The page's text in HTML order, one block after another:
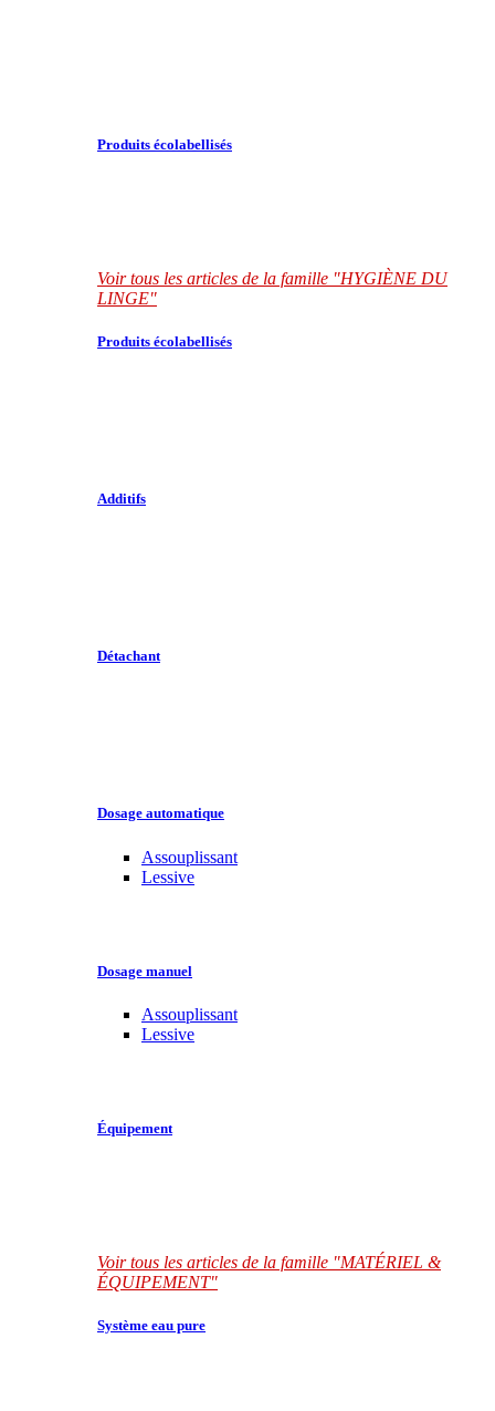
Produits écolabellisés
Voir tous les articles de la famille "HYGIÈNE DU
LINGE"
Produits écolabellisés
Additifs
Détachant
Dosage automatique
Assouplissant
Lessive
Dosage manuel
Assouplissant
Lessive
Équipement
Voir tous les articles de la famille "MATÉRIEL &
ÉQUIPEMENT"
Système eau pure